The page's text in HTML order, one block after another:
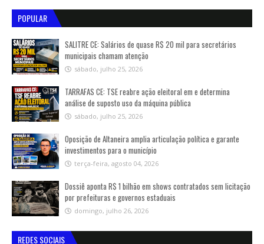
POPULAR
SALITRE CE: Salários de quase R$ 20 mil para secretários
municipais chamam atenção
sábado, julho 25, 2026
TARRAFAS CE: TSE reabre ação eleitoral em e determina
análise de suposto uso da máquina pública
sábado, julho 25, 2026
Oposição de Altaneira amplia articulação política e garante
investimentos para o município
terça-feira, agosto 04, 2026
Dossiê aponta R$ 1 bilhão em shows contratados sem licitação
por prefeituras e governos estaduais
domingo, julho 26, 2026
REDES SOCIAIS